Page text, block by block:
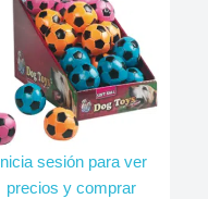
Inicia sesión para ver
precios y comprar